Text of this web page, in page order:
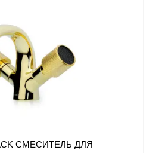
СМЕСИТЕЛЬ ДЛЯ